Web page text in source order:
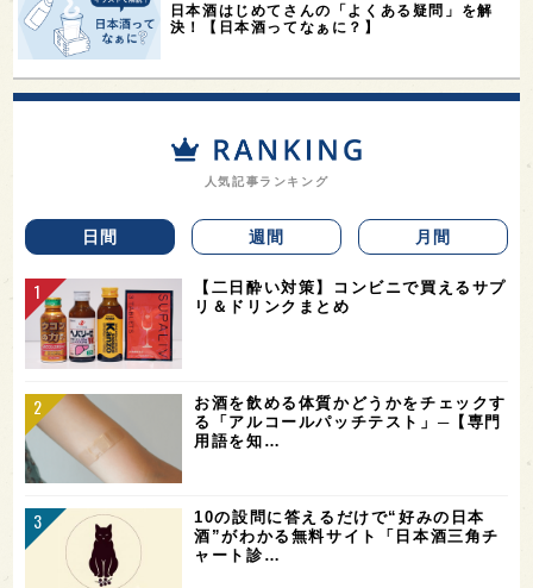
日本酒はじめてさんの「よくある疑問」を解
決！【日本酒ってなぁに？】
人気記事ランキング
日間 週間 月間
【二日酔い対策】コンビニで買えるサプ
リ＆ドリンクまとめ
お酒を飲める体質かどうかをチェックす
る「アルコールパッチテスト」─【専門
用語を知…
10の設問に答えるだけで“好みの日本
酒”がわかる無料サイト「日本酒三角チ
ャート診…